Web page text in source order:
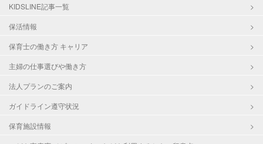
KIDSLINE記事一覧
保活情報
保育士の働き方 キャリア
主婦の仕事選びや働き方
法人プランのご案内
ガイドライン遵守状況
保育施設情報